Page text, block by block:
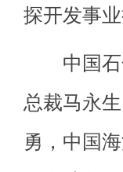
探开发事业
中国石
总裁马永
勇，中国